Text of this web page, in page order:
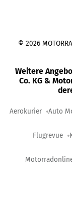
© 2026
Weitere
Co. KG &
Aerokurier Auto
Flugrevue